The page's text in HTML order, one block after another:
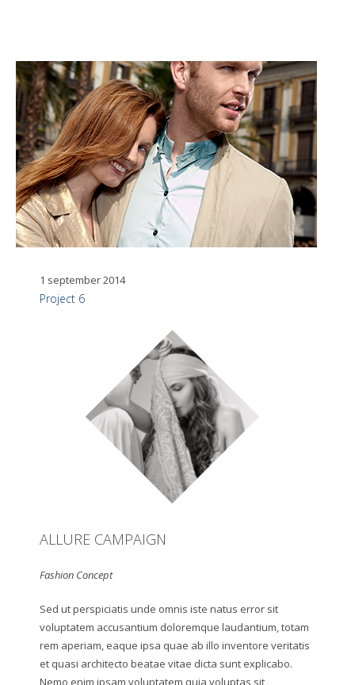
1 september 2014
Project 6
ALLURE CAMPAIGN
Fashion Concept
Sed ut perspiciatis unde omnis iste natus error sit
voluptatem accusantium doloremque laudantium, totam
rem aperiam, eaque ipsa quae ab illo inventore veritatis
et quasi architecto beatae vitae dicta sunt explicabo.
Nemo enim ipsam voluptatem quia voluptas sit